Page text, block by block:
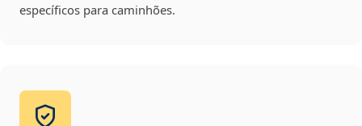
específicos para caminhões.